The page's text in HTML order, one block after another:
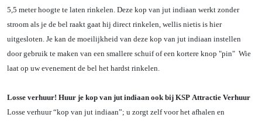
5,5 meter hoogte te laten rinkelen. Deze kop van jut indiaan werkt zonder
stroom als je de bel raakt gaat hij direct rinkelen, wellis nietis is hier
uitgesloten. Je kan de moeilijkheid van deze kop van jut indiaan instellen
door gebruik te maken van een smallere schuif of een kortere knop "pin" Wie
laat op uw evenement de bel het hardst rinkelen.
Losse verhuur! Huur je kop van jut indiaan ook bij KSP Attractie Verhuur
Losse verhuur “kop van jut indiaan”; u zorgt zelf voor het afhalen en